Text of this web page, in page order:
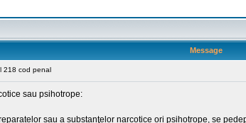
Message
218 cod penal
sau psihotrope:
sau a substanţelor narcotice ori psihotrope, se